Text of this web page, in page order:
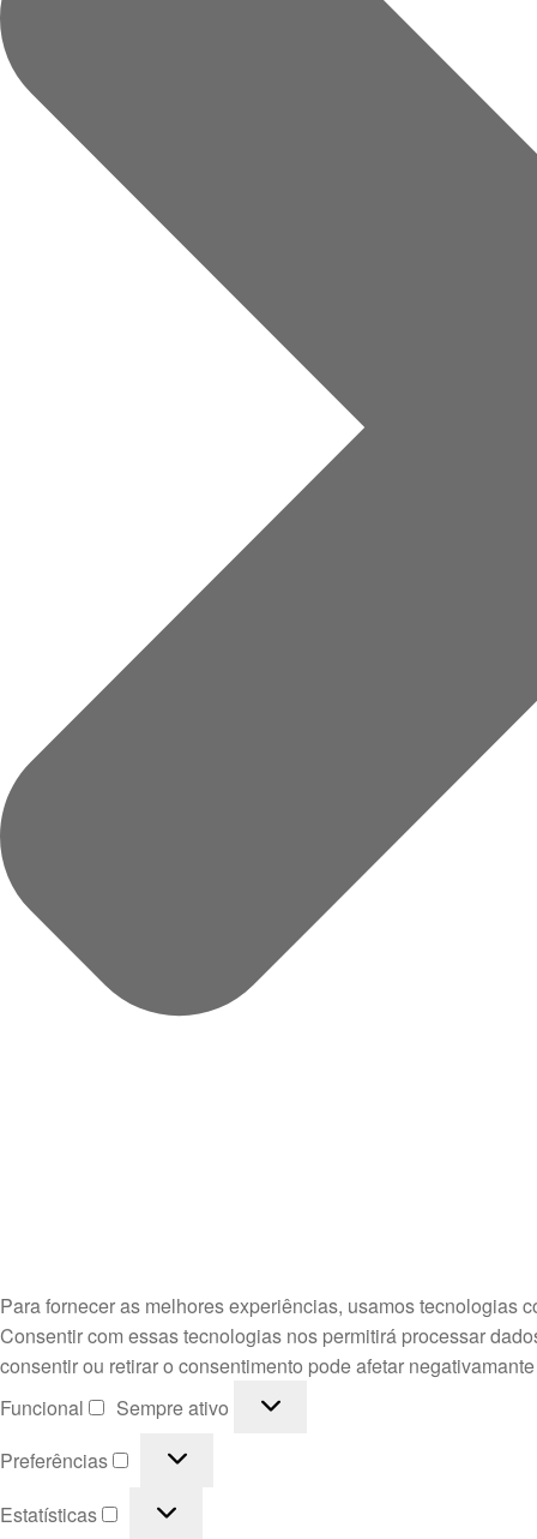
Para fornecer as melhores experiências, usamos tecnologias
Consentir com essas tecnologias nos permitirá processar
consentir ou retirar o consentimento pode afetar
Funcional
Funcional
Sempre ativo
Preferências
Preferências
Estatísticas Estatísticas